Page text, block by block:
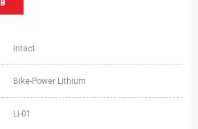
Intact
Bike-Power Lithium
LI-01